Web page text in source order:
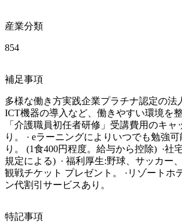
産業分類
854
補足事項
多様な働き方実践企業プラチナ認定の法
ICT機器の導入など、働きやすい環境を
「介護職員初任者研修」受講費用のキャ
り。 · eラーニングによりいつでも勉強
り。 (1食400円程度。給与から控除)  ·社
規定による)  · 福利厚生:野球、サッカー
観戦チケット プレゼント。 ·リゾートホ
ン代割引サービスあり。
特記事項